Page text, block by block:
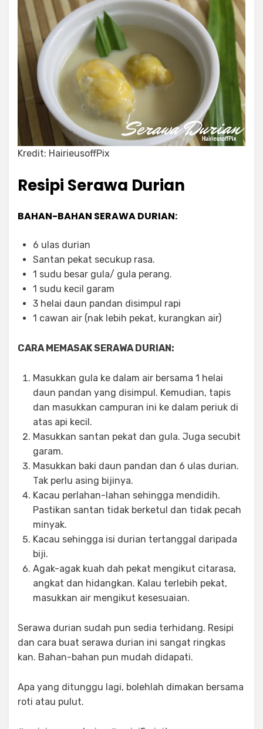
Kredit: HairieusoffPix
Resipi Serawa Durian
BAHAN-BAHAN SERAWA DURIAN:
6 ulas durian
Santan pekat secukup rasa.
1 sudu besar gula/ gula perang.
1 sudu kecil garam
3 helai daun pandan disimpul rapi
1 cawan air (nak lebih pekat, kurangkan air)
CARA MEMASAK SERAWA DURIAN:
Masukkan gula ke dalam air bersama 1 helai
daun pandan yang disimpul. Kemudian, tapis
dan masukkan campuran ini ke dalam periuk di
atas api kecil.
Masukkan santan pekat dan gula. Juga secubit
garam.
Masukkan baki daun pandan dan 6 ulas durian.
Tak perlu asing bijinya.
Kacau perlahan-lahan sehingga mendidih.
Pastikan santan tidak berketul dan tidak pecah
minyak.
Kacau sehingga isi durian tertanggal daripada
biji.
Agak-agak kuah dah pekat mengikut citarasa,
angkat dan hidangkan. Kalau terlebih pekat,
masukkan air mengikut kesesuaian.
Serawa durian sudah pun sedia terhidang. Resipi
dan cara buat serawa durian ini sangat ringkas
kan. Bahan-bahan pun mudah didapati.
Apa yang ditunggu lagi, bolehlah dimakan bersama
roti atau pulut.